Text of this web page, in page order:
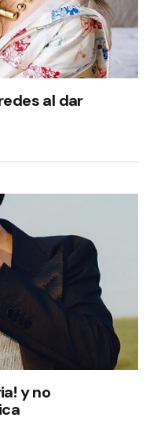
al dar
y no